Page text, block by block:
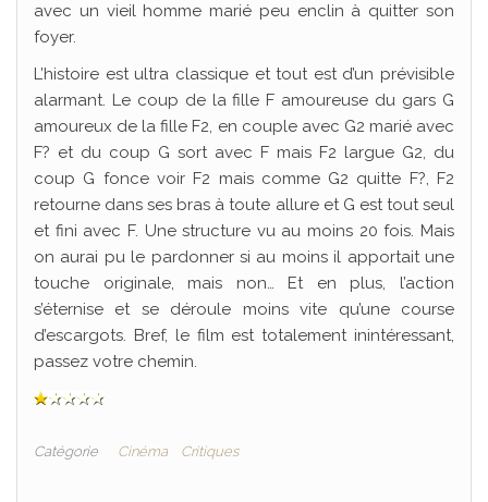
avec un vieil homme marié peu enclin à quitter son
foyer.
L’histoire est ultra classique et tout est d’un prévisible
alarmant. Le coup de la fille F amoureuse du gars G
amoureux de la fille F2, en couple avec G2 marié avec
F? et du coup G sort avec F mais F2 largue G2, du
coup G fonce voir F2 mais comme G2 quitte F?, F2
retourne dans ses bras à toute allure et G est tout seul
et fini avec F. Une structure vu au moins 20 fois. Mais
on aurai pu le pardonner si au moins il apportait une
touche originale, mais non… Et en plus, l’action
s’éternise et se déroule moins vite qu’une course
d’escargots. Bref, le film est totalement inintéressant,
passez votre chemin.
Catégorie Cinéma Critiques